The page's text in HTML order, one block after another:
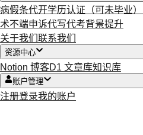
病假条代开学历认证（可未毕业）
术不端申诉代写代考背景提升
关于我们 联系我们
资源中心
Notion 博客D1 文章库知识库
账户管理
注册登录我的账户